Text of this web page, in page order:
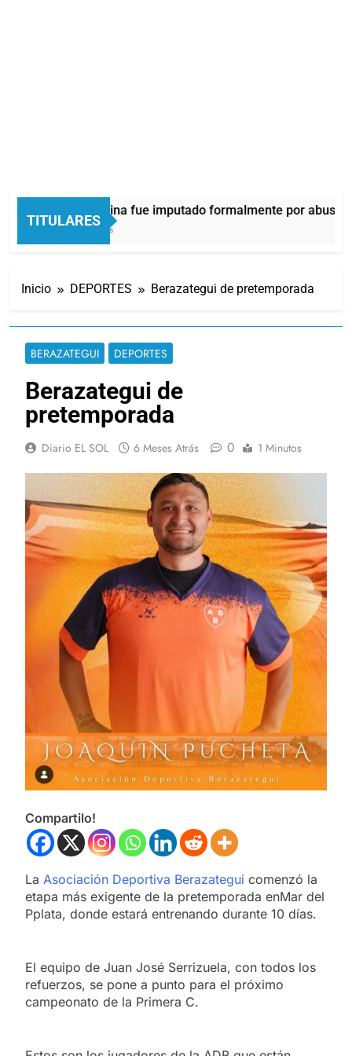
TITULARES
Thiago Medina fue imputado formalmente por abuso
33 Minutos Atrás
Inicio DEPORTES Berazategui de pretemporada
BERAZATEGUI DEPORTES
Berazategui de
pretemporada
Diario EL SOL 6 Meses Atrás 0 1 Minutos
Compartilo!
La Asociación Deportiva Berazategui comenzó la
etapa más exigente de la pretemporada enMar del
Pplata, donde estará entrenando durante 10 días.
El equipo de Juan José Serrizuela, con todos los
refuerzos, se pone a punto para el próximo
campeonato de la Primera C.